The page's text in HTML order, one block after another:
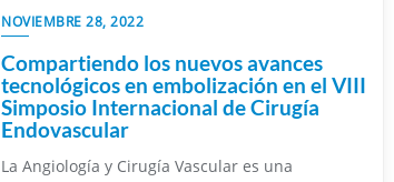
NOVIEMBRE 28, 2022
Compartiendo los nuevos avances
tecnológicos en embolización en el VIII
Simposio Internacional de Cirugía
Endovascular
La Angiología y Cirugía Vascular es una